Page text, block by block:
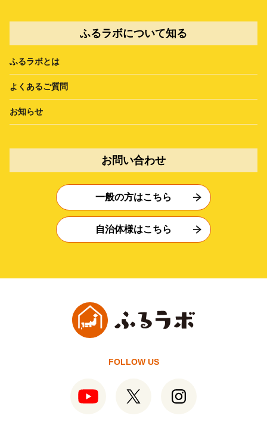
ふるラボについて知る
ふるラボとは
よくあるご質問
お知らせ
お問い合わせ
一般の方はこちら
自治体様はこちら
FOLLOW US